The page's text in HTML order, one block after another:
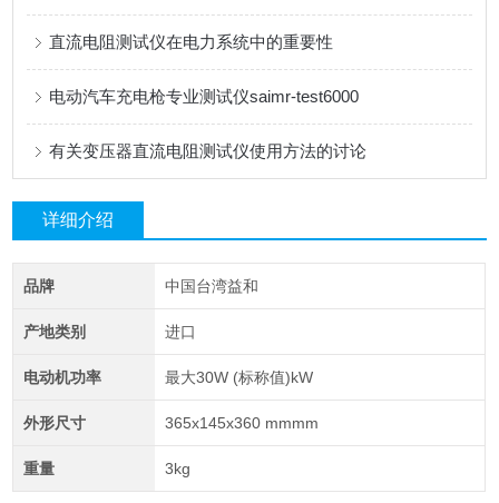
直流电阻测试仪在电力系统中的重要性
电动汽车充电枪专业测试仪saimr-test6000
有关变压器直流电阻测试仪使用方法的讨论
详细介绍
品牌 中国台湾益和
产地类别 进口
电动机功率 最大30W (标称值)kW
外形尺寸 365x145x360 mmmm
重量 3kg